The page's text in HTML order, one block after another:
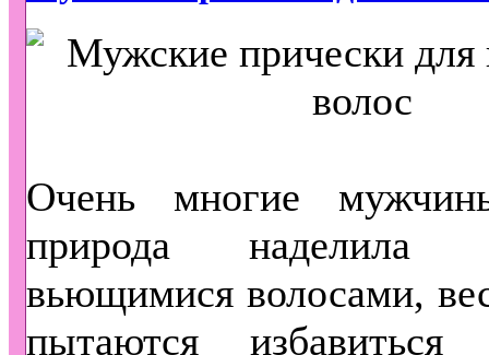
Очень многие
природа наделила
вьющимися волосами,
пытаются